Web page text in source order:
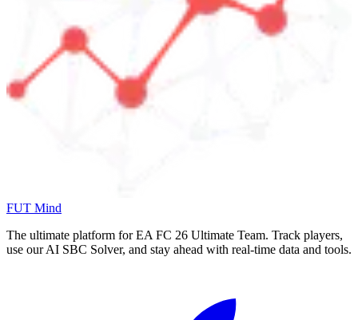
FUT Mind
The ultimate platform for EA FC 26 Ultimate Team. Track players,
use our AI SBC Solver, and stay ahead with real-time data and tools.